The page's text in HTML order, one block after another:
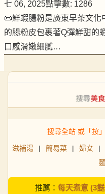
七 06, 2025點擊數: 1286
📜鮮蝦腸粉是廣東早茶文
的腸粉皮包裹著Q彈鮮甜的
口感滑嫩細膩…
搜尋全站 或「按
滋補湯 | 簡易菜 | 婦女 |
推薦： 每天煮意 (3